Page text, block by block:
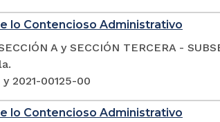
lo Contencioso Administrativo
A y SECCIÓN TERCERA -
2021-00125-00
lo Contencioso Administrativo